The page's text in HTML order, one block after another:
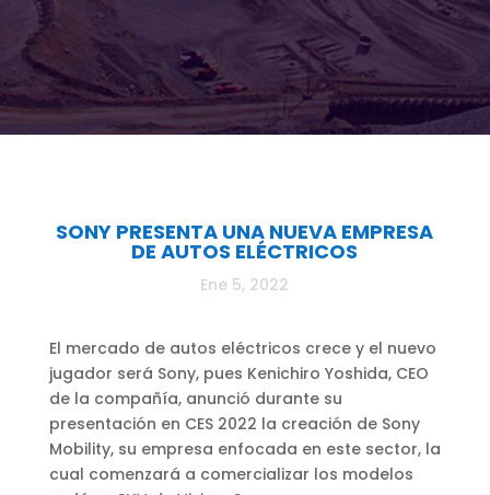
SONY PRESENTA UNA NUEVA EMPRESA
DE AUTOS ELÉCTRICOS
Ene 5, 2022
El mercado de autos eléctricos crece y el nuevo
jugador será Sony, pues Kenichiro Yoshida, CEO
de la compañía, anunció durante su
presentación en CES 2022 la creación de Sony
Mobility, su empresa enfocada en este sector, la
cual comenzará a comercializar los modelos